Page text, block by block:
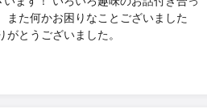
また何かお困りなことございました
とうございました。